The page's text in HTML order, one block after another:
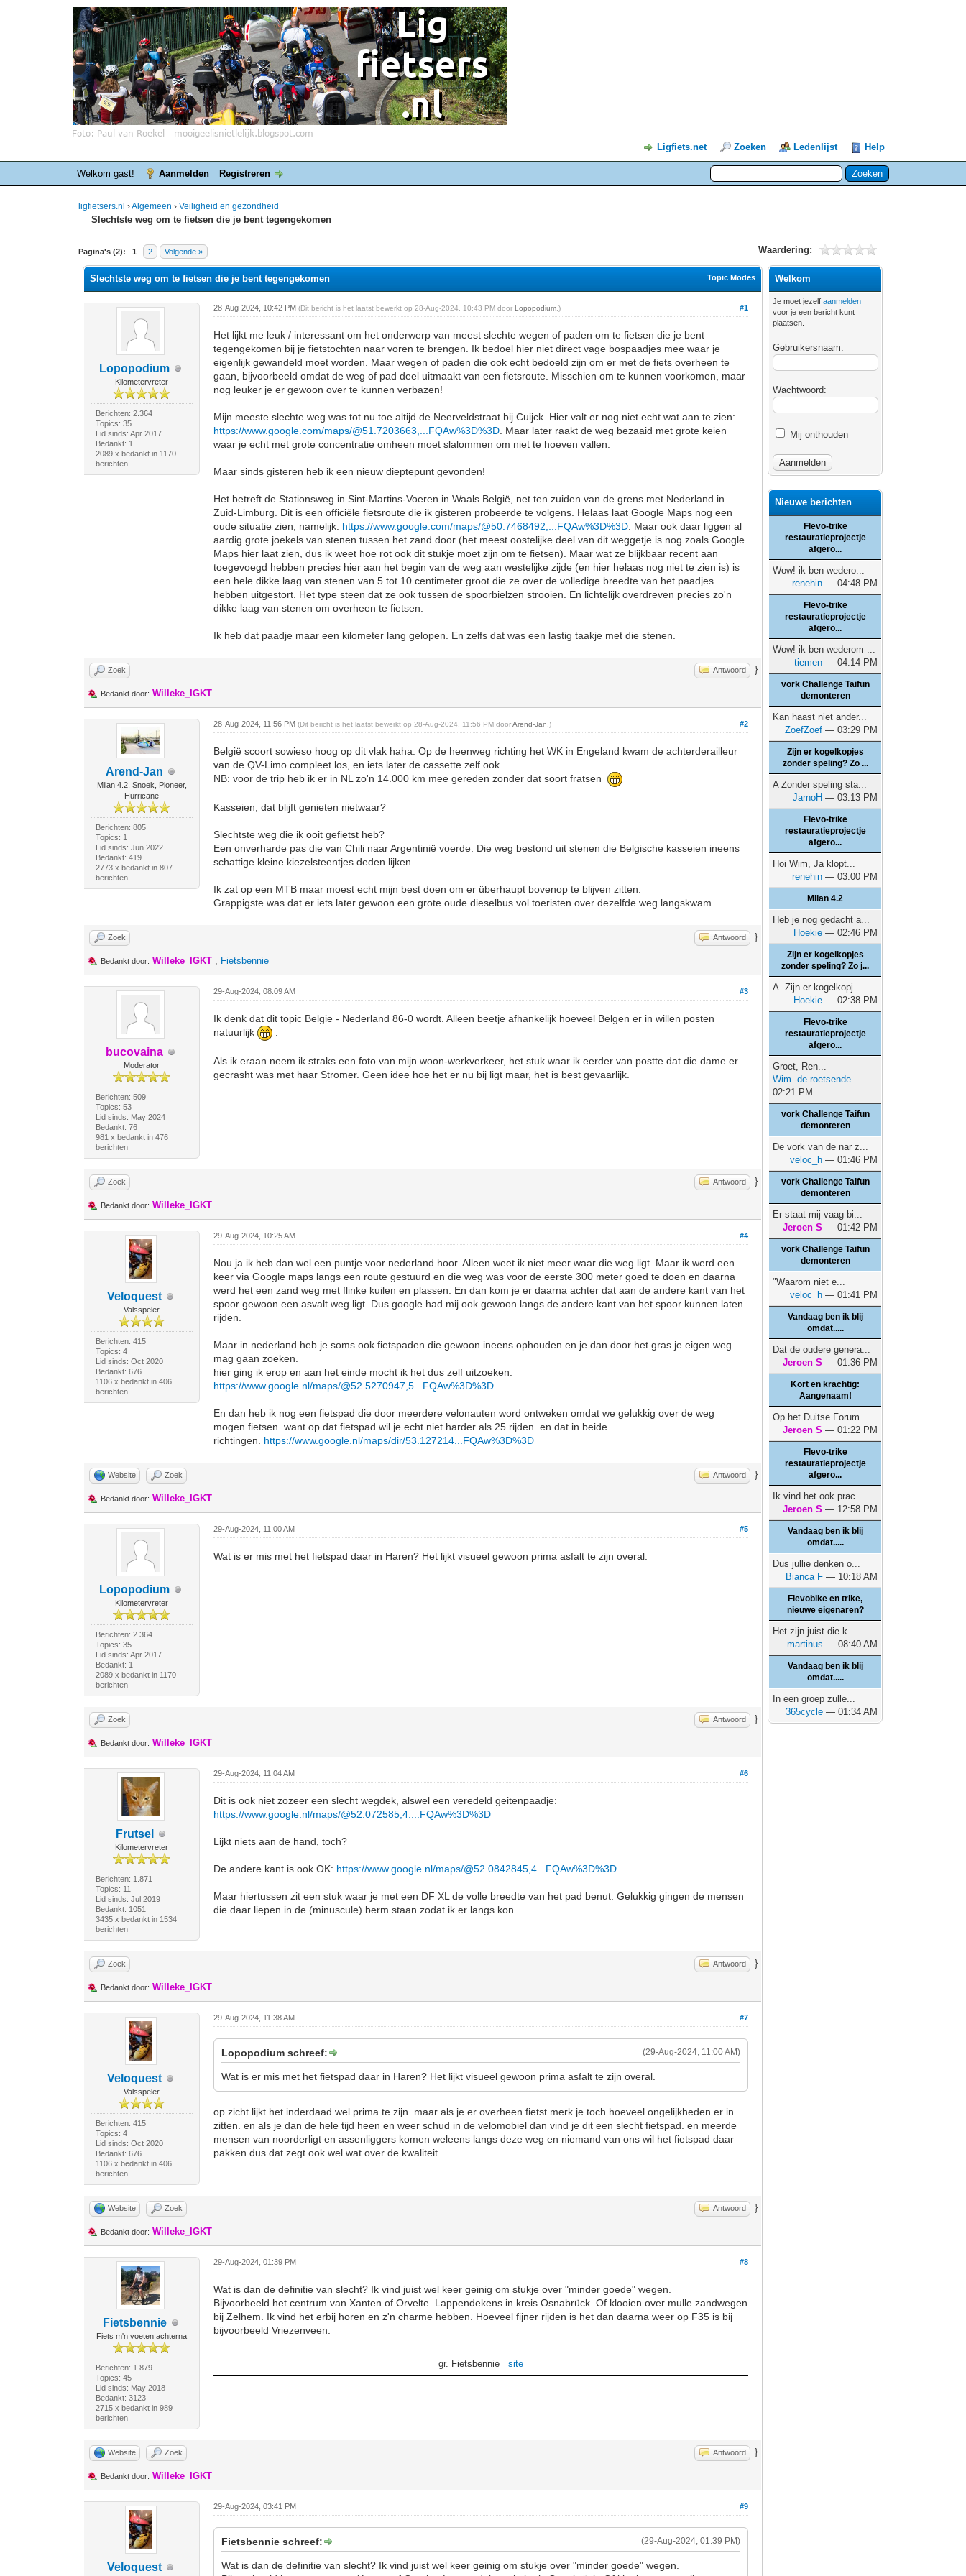
Ligfiets.net Zoeken Ledenlijst Help
Welkom gast! Aanmelden Registreren
ligfietsers.nl ›Algemeen ›Veiligheid en gezondheid
Slechtste weg om te fietsen die je bent tegengekomen
Pagina's (2): 1 2 Volgende » Waardering:
0 stemmen - gemiddelde waardering is 0
1
2
3
4
5
Topic Modes
Slechtste weg om te fietsen die je bent tegengekomen
Lopopodium
Kilometervreter
Berichten: 2.364
Topics: 35
Lid sinds: Apr 2017
Bedankt: 1
2089 x bedankt in 1170
berichten
#1
28-Aug-2024, 10:42 PM(Dit bericht is het laatst bewerkt op 28-Aug-2024, 10:43 PM doorLopopodium .)
Het lijkt me leuk / interessant om het onderwerp van meest slechte wegen of paden om te fietsen die je bent
tegengekomen bij je fietstochten naar voren te brengen. Ik bedoel hier niet direct vage bospaadjes mee waar je
eigenlijk gewandeld moet worden. Maar wegen of paden die ook echt bedoeld zijn om er met de fiets overheen te
gaan, bijvoorbeeld omdat de weg of pad deel uitmaakt van een fietsroute. Misschien om te kunnen voorkomen, maar
nog leuker je er gewoon over te kunnen verbazen!
Mijn meeste slechte weg was tot nu toe altijd de Neerveldstraat bij Cuijck. Hier valt er nog niet echt wat aan te zien:
https://www.google.com/maps/@51.7203663,...FQAw%3D%3D . Maar later raakt de weg bezaaid met grote keien
waar je echt met grote concentratie omheen moet slalommen om niet te hoeven vallen.
Maar sinds gisteren heb ik een nieuw dieptepunt gevonden!
Het betreft de Stationsweg in Sint-Martins-Voeren in Waals België, net ten zuiden van de grens met Nederland in
Zuid-Limburg. Dit is een officiële fietsroute die ik gisteren probeerde te volgens. Helaas laat Google Maps nog een
oude situatie zien, namelijk: https://www.google.com/maps/@50.7468492,...FQAw%3D%3D . Maar ook daar liggen al
aardig grote joekels van stenen tussen het zand door (het meest oostelijke deel van dit weggetje is nog zoals Google
Maps hier laat zien, dus ik weet hoe rot ook dit stukje moet zijn om te fietsen). Maar wat ze blijkbaar recent aan
toegevoegd hebben precies hier aan het begin van de weg aan westelijke zijde (en hier helaas nog niet te zien is) is
een hele dikke laag van stenen van 5 tot 10 centimeter groot die ze over de volledige breedte van het paadjes
hebben uitgestort. Het type steen dat ze ook tussen de spoorbielzen strooien. En lichtelijk overdreven precies zo'n
dikke laag van stenen om overheen te fietsen.
Ik heb dat paadje maar een kilometer lang gelopen. En zelfs dat was een lastig taakje met die stenen.
Zoek Antwoord }
Bedankt door: Willeke_IGKT
Arend-Jan
Milan 4.2, Snoek, Pioneer,
Hurricane
Berichten: 805
Topics: 1
Lid sinds: Jun 2022
Bedankt: 419
2773 x bedankt in 807
berichten
#2
28-Aug-2024, 11:56 PM(Dit bericht is het laatst bewerkt op 28-Aug-2024, 11:56 PM doorArend-Jan .)
België scoort sowieso hoog op dit vlak haha. Op de heenweg richting het WK in Engeland kwam de achterderailleur
van de QV-Limo compleet los, en iets later de cassette zelf ook.
NB: voor de trip heb ik er in NL zo'n 14.000 km mee gereden zonder dat soort fratsen
Kasseien, dat blijft genieten nietwaar?
Slechtste weg die ik ooit gefietst heb?
Een onverharde pas die van Chili naar Argentinië voerde. Die weg bestond uit stenen die Belgische kasseien ineens
schattige kleine kiezelsteentjes deden lijken.
Ik zat op een MTB maar moest echt mijn best doen om er überhaupt bovenop te blijven zitten.
Grappigste was dat er iets later gewoon een grote oude dieselbus vol toeristen over dezelfde weg langskwam.
Zoek Antwoord }
Bedankt door: Willeke_IGKT , Fietsbennie
bucovaina
Moderator
Berichten: 509
Topics: 53
Lid sinds: May 2024
Bedankt: 76
981 x bedankt in 476
berichten
#3
29-Aug-2024, 08:09 AM
Ik denk dat dit topic Belgie - Nederland 86-0 wordt. Alleen beetje afhankelijk hoeveel Belgen er in willen posten
natuurlijk
.
Als ik eraan neem ik straks een foto van mijn woon-werkverkeer, het stuk waar ik eerder van postte dat die dame er
gecrasht was met haar Stromer. Geen idee hoe het er nu bij ligt maar, het is best gevaarlijk.
Zoek Antwoord }
Bedankt door: Willeke_IGKT
Veloquest
Valsspeler
Berichten: 415
Topics: 4
Lid sinds: Oct 2020
Bedankt: 676
1106 x bedankt in 406
berichten
#4
29-Aug-2024, 10:25 AM
Nou ja ik heb dan wel een puntje voor nederland hoor. Alleen weet ik niet meer waar die weg ligt. Maar ik werd een
keer via Google maps langs een route gestuurd en die weg was voor de eerste 300 meter goed te doen en daarna
werd het een zand weg met flinke kuilen en plassen. En dan kom je er daarna achter dat aan de andere kant van het
spoor gewoon een asvalt weg ligt. Dus google had mij ook gewoon langs de andere kant van het spoor kunnen laten
rijden.
Maar in nederland heb je soms ook fietspaden die gewoon ineens ophouden en je dan door het gras je eigen weg
mag gaan zoeken.
hier ging ik erop en aan het einde mocht ik het dus zelf uitzoeken.
https://www.google.nl/maps/@52.5270947,5...FQAw%3D%3D
En dan heb ik nog een fietspad die door meerdere velonauten word ontweken omdat we gelukkig over de weg
mogen fietsen. want op dat fietspad wil je echt niet harder als 25 rijden. en dat in beide
richtingen. https://www.google.nl/maps/dir/53.127214...FQAw%3D%3D
Website Zoek Antwoord }
Bedankt door: Willeke_IGKT
Lopopodium
Kilometervreter
Berichten: 2.364
Topics: 35
Lid sinds: Apr 2017
Bedankt: 1
2089 x bedankt in 1170
berichten
#5
29-Aug-2024, 11:00 AM
Wat is er mis met het fietspad daar in Haren? Het lijkt visueel gewoon prima asfalt te zijn overal.
Zoek Antwoord }
Bedankt door: Willeke_IGKT
Frutsel
Kilometervreter
Berichten: 1.871
Topics: 11
Lid sinds: Jul 2019
Bedankt: 1051
3435 x bedankt in 1534
berichten
#6
29-Aug-2024, 11:04 AM
Dit is ook niet zozeer een slecht wegdek, alswel een veredeld geitenpaadje:
https://www.google.nl/maps/@52.072585,4....FQAw%3D%3D
Lijkt niets aan de hand, toch?
De andere kant is ook OK: https://www.google.nl/maps/@52.0842845,4...FQAw%3D%3D
Maar hiertussen zit een stuk waar je met een DF XL de volle breedte van het pad benut. Gelukkig gingen de mensen
die daar liepen in de (minuscule) berm staan zodat ik er langs kon...
Zoek Antwoord }
Bedankt door: Willeke_IGKT
Veloquest
Valsspeler
Berichten: 415
Topics: 4
Lid sinds: Oct 2020
Bedankt: 676
1106 x bedankt in 406
berichten
#7
29-Aug-2024, 11:38 AM
(29-Aug-2024, 11:00 AM)
Lopopodium schreef:
Wat is er mis met het fietspad daar in Haren? Het lijkt visueel gewoon prima asfalt te zijn overal.
op zicht lijkt het inderdaad wel prima te zijn. maar als je er overheen fietst merk je toch hoeveel ongelijkheden er in
zitten. en als je dan de hele tijd heen en weer schud in de velomobiel dan vind je dit een slecht fietspad. en meerde
mensen van noorderligt en assenliggers komen weleens langs deze weg en niemand van ons wil het fietspad daar
pakken dus dat zegt ook wel wat over de kwaliteit.
Website Zoek Antwoord }
Bedankt door: Willeke_IGKT
Fietsbennie
Fiets m'n voeten achterna
Berichten: 1.879
Topics: 45
Lid sinds: May 2018
Bedankt: 3123
2715 x bedankt in 989
berichten
#8
29-Aug-2024, 01:39 PM
Wat is dan de definitie van slecht? Ik vind juist wel keer geinig om stukje over "minder goede" wegen.
Bijvoorbeeld het centrum van Xanten of Orvelte. Lappendekens in kreis Osnabrück. Of klooien over mulle zandwegen
bij Zelhem. Ik vind het erbij horen en z'n charme hebben. Hoeveel fijner rijden is het dan daarna weer op F35 is bij
bijvoorbeeld Vriezenveen.
gr. Fietsbenniesite
Website Zoek Antwoord }
Bedankt door: Willeke_IGKT
Veloquest
#9
29-Aug-2024, 03:41 PM
(29-Aug-2024, 01:39 PM)
Fietsbennie schreef:
Wat is dan de definitie van slecht? Ik vind juist wel keer geinig om stukje over "minder goede" wegen.
Welkom
Je moet jezelfaanmelden
voor je een bericht kunt
plaatsen.
Gebruikersnaam:
Wachtwoord:
Mij onthouden
Nieuwe berichten
Flevo-trike
restauratieprojectje
afgero...
Wow! ik ben wedero...
renehin — 04:48 PM
Flevo-trike
restauratieprojectje
afgero...
Wow! ik ben wederom ...
tiemen — 04:14 PM
vork Challenge Taifun
demonteren
Kan haast niet ander...
ZoefZoef — 03:29 PM
Zijn er kogelkopjes
zonder speling? Zo ...
A Zonder speling sta...
JarnoH — 03:13 PM
Flevo-trike
restauratieprojectje
afgero...
Hoi Wim, Ja klopt...
renehin — 03:00 PM
Milan 4.2
Heb je nog gedacht a...
Hoekie — 02:46 PM
Zijn er kogelkopjes
zonder speling? Zo j...
A. Zijn er kogelkopj...
Hoekie — 02:38 PM
Flevo-trike
restauratieprojectje
afgero...
Groet, Ren...
Wim -de roetsende —
02:21 PM
vork Challenge Taifun
demonteren
De vork van de nar z...
veloc_h — 01:46 PM
vork Challenge Taifun
demonteren
Er staat mij vaag bi...
Jeroen S — 01:42 PM
vork Challenge Taifun
demonteren
"Waarom niet e...
veloc_h — 01:41 PM
Vandaag ben ik blij
omdat.....
Dat de oudere genera...
Jeroen S — 01:36 PM
Kort en krachtig:
Aangenaam!
Op het Duitse Forum ...
Jeroen S — 01:22 PM
Flevo-trike
restauratieprojectje
afgero...
Ik vind het ook prac...
Jeroen S — 12:58 PM
Vandaag ben ik blij
omdat.....
Dus jullie denken o...
Bianca F — 10:18 AM
Flevobike en trike,
nieuwe eigenaren?
Het zijn juist die k...
martinus — 08:40 AM
Vandaag ben ik blij
omdat.....
In een groep zulle...
365cycle — 01:34 AM